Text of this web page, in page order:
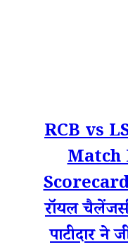
RCB vs
Match
Scorecard:
रॉयल
पाटीदार ने